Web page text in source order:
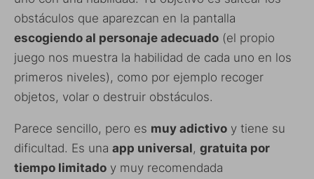
obstáculos que aparezcan en la pantalla
escogiendo al personaje adecuado (el propio
juego nos muestra la habilidad de cada uno en los
primeros niveles), como por ejemplo recoger
objetos, volar o destruir obstáculos.
Parece sencillo, pero es muy adictivo y tiene su
dificultad. Es una app universal, gratuita por
tiempo limitado y muy recomendada